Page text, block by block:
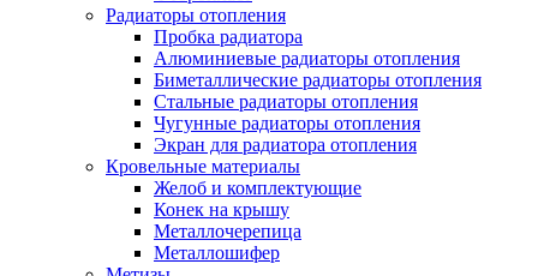
Радиаторы отопления
Пробка радиатора
Алюминиевые радиаторы отопления
Биметаллические радиаторы отопления
Стальные радиаторы отопления
Чугунные радиаторы отопления
Экран для радиатора отопления
Кровельные материалы
Желоб и комплектующие
Конек на крышу
Металлочерепица
Металлошифер